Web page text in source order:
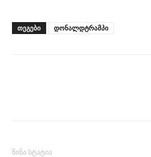
ᲗᲔᲒᲔᲑᲘ დონალდტრამპი
წინა სტატია